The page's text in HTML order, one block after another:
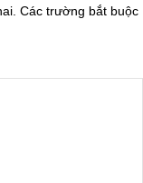
Các trường bắt buộc